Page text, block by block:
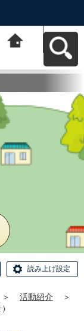
ットへ戻る
読み上げ設定
＞ 活動紹介
＞